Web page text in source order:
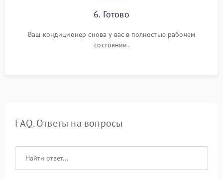
6. Готово
Ваш кондиционер снова у вас в полностью рабочем
состоянии.
FAQ. Ответы на вопросы